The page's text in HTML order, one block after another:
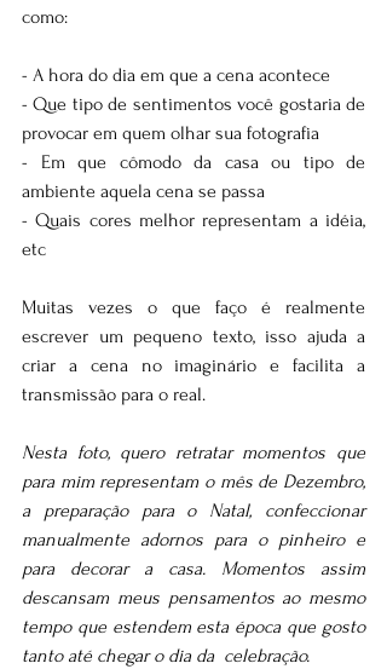
como:
- A hora do dia em que a cena acontece
- Que tipo de sentimentos você gostaria de
provocar em quem olhar sua fotografia
- Em que cômodo da casa ou tipo de
ambiente aquela cena se passa
- Quais cores melhor representam a idéia,
etc
Muitas vezes o que faço é realmente
escrever um pequeno texto, isso ajuda a
criar a cena no imaginário e facilita a
transmissão para o real.
Nesta foto, quero retratar momentos que
para mim representam o mês de Dezembro,
a preparação para o Natal, confeccionar
manualmente adornos para o pinheiro e
para decorar a casa. Momentos assim
descansam meus pensamentos ao mesmo
tempo que estendem esta época que gosto
tanto até chegar o dia da  celebração.